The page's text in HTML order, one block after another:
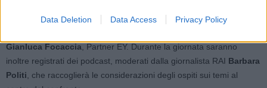
Data Deletion Data Access Privacy Policy
Generale Confindustria Dispositivi Medici,
Ella Cocchi, Direttore
Gianluca Focaccia , Partner EY. Durante la giornata saranno
inoltre registrati dei podcast, moderati dalla giornalista RAI Barbara
Politi , che raccoglierà le considerazioni degli ospiti sui temi al